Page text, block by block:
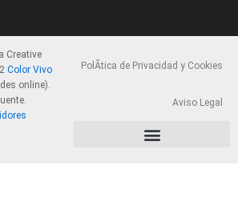
Creative
Color Vivo
online).
PolÃ­tica de Privacidad y Cookies
Aviso Legal